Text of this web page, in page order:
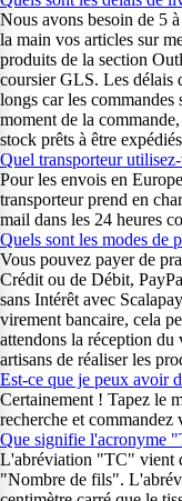
Nous avons besoin de 5
la main vos articles sur
produits de la section
coursier GLS. Les délais
longs car les commandes
moment de la
stock prêts à être
Quel transporteur
Pour les envois en
transporteur prend en
mail dans les 24 heures
Quels sont les modes de
Vous pouvez payer de
Crédit ou de Débit,
sans Intérêt avec
virement bancaire, cela
attendons la réception
artisans de réaliser les
Est-ce que je peux avoir
Certainement ! Tapez le
recherche et
Que signifie l'acronyme
L'abréviation "TC" vient
"Nombre de fils".